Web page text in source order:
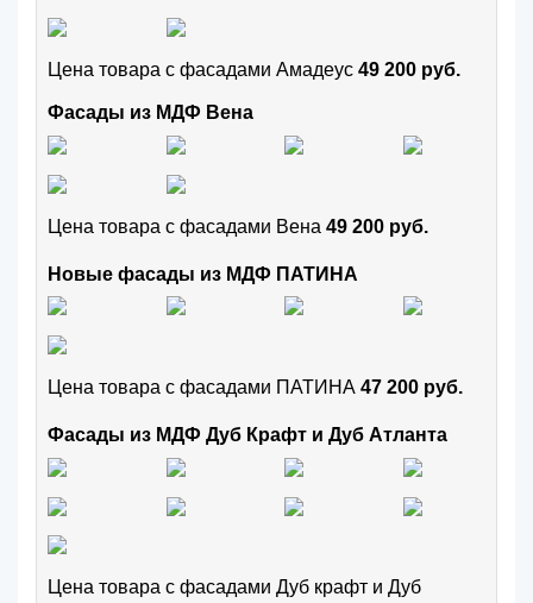
Цена товара с фасадами Амадеус 49 200 руб.
Фасады из МДФ Вена
Цена товара с фасадами Вена 49 200 руб.
Новые фасады из МДФ ПАТИНА
Цена товара с фасадами ПАТИНА 47 200 руб.
Фасады из МДФ Дуб Крафт и Дуб Атланта
Цена товара с фасадами Дуб крафт и Дуб